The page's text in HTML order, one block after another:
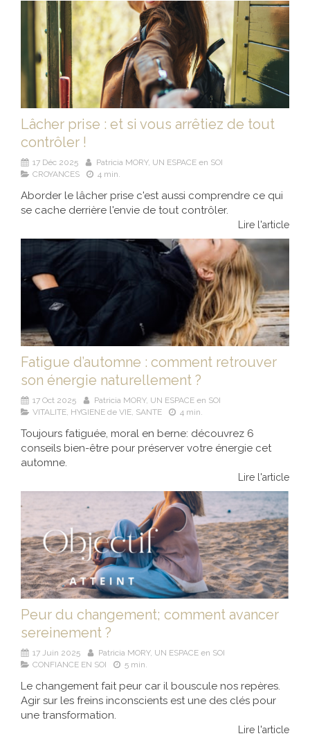
Lâcher prise : et si vous arrêtiez de tout
contrôler !
17 Déc 2025
Patricia MORY, UN ESPACE en SOI
CROYANCES
4 min.
Aborder le lâcher prise c'est aussi comprendre ce qui
se cache derrière l'envie de tout contrôler.
Lire l'article
Fatigue d’automne : comment retrouver
son énergie naturellement ?
17 Oct 2025
Patricia MORY, UN ESPACE en SOI
VITALITE, HYGIENE de VIE, SANTE
4 min.
Toujours fatiguée, moral en berne: découvrez 6
conseils bien-être pour préserver votre énergie cet
automne.
Lire l'article
Peur du changement; comment avancer
sereinement ?
17 Juin 2025
Patricia MORY, UN ESPACE en SOI
CONFIANCE EN SOI
5 min.
Le changement fait peur car il bouscule nos repères.
Agir sur les freins inconscients est une des clés pour
une transformation.
Lire l'article